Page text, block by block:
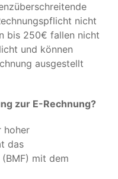
nicht
bis 250€ fallen nicht
und können
ausgestellt
zur E-Rechnung?
hoher
das
mit dem